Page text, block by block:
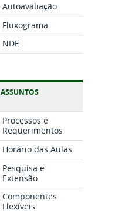
Autoavaliação
Fluxograma
NDE
ASSUNTOS
Processos e
Requerimentos
Horário das Aulas
Pesquisa e
Extensão
Componentes
Flexíveis